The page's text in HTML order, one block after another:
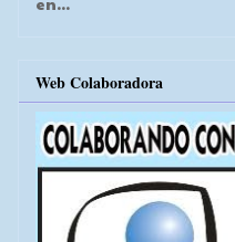
Web Colaboradora